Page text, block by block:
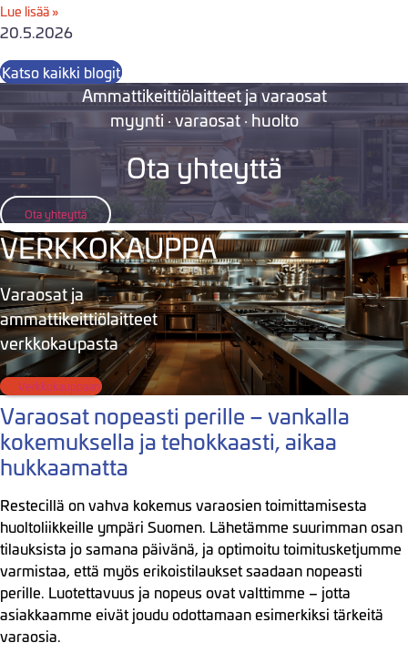
Lue lisää »
20.5.2026
Katso kaikki blogit
Ammattikeittiölaitteet ja varaosat
myynti · varaosat · huolto
Ota yhteyttä
Ota yhteyttä
VERKKOKAUPPA
Varaosat ja
ammattikeittiölaitteet
verkkokaupasta
Verkkokauppaan
Varaosat nopeasti perille – vankalla
kokemuksella ja tehokkaasti, aikaa
hukkaamatta
Restecillä on vahva kokemus varaosien toimittamisesta
huoltoliikkeille ympäri Suomen. Lähetämme suurimman osan
tilauksista jo samana päivänä, ja optimoitu toimitusketjumme
varmistaa, että myös erikoistilaukset saadaan nopeasti
perille. Luotettavuus ja nopeus ovat valttimme – jotta
asiakkaamme eivät joudu odottamaan esimerkiksi tärkeitä
varaosia.